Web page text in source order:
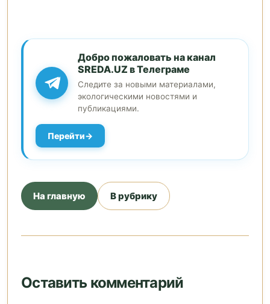
Добро пожаловать на канал
SREDA.UZ в Телеграме
Следите за новыми материалами,
экологическими новостями и
публикациями.
Перейти
На главную В рубрику
Оставить комментарий